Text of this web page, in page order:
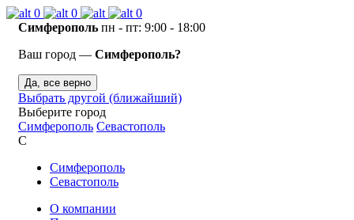
0 0
0
Симферополь пн - пт: 9:00 - 18:00
Ваш город — Симферополь?
Да, все верно
Выбрать другой (ближайший)
Выберите город
Симферополь Севастополь
С
Симферополь
Севастополь
О компании